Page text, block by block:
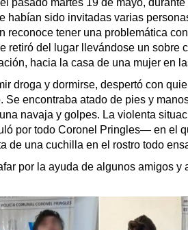
habían sido invitadas varias
tener una problemática
retiró del lugar llevándose un sobre
hacia la casa de una mujer en
droga y dormirse, despertó con
Se encontraba atado de pies y
navaja y golpes. La violenta
por todo Coronel Pringles— en el
de una cuchilla en el rostro todo
por la ayuda de algunos amigos y